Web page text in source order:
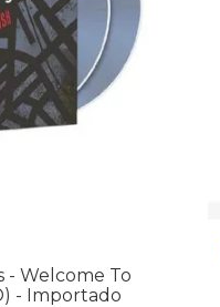
- Welcome To
- Importado